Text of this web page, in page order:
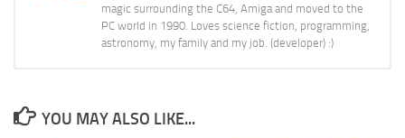
magic surrounding the C64, Amiga and moved to the
PC world in 1990. Loves science fiction, programming,
astronomy, my family and my job. (developer) :)
YOU MAY ALSO LIKE...